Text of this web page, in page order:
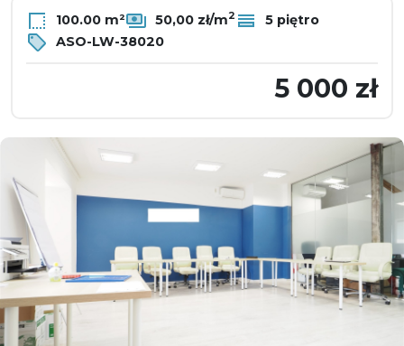
100.00 m² 50,00 zł/m2
5 piętro
ASO-LW-38020
5 000 zł